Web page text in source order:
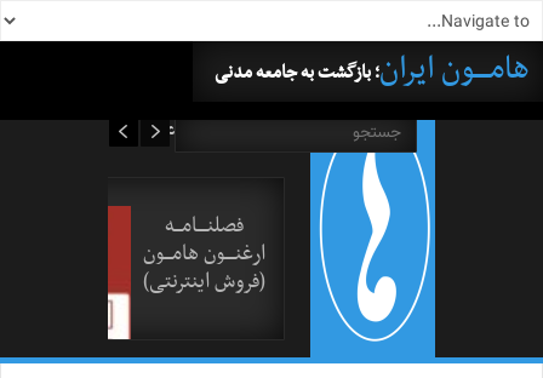
هامــــون ایران؛ بازگشت به جامعه مدنی
فصلنــــامـــه
ارغنــــون هامـــون
(فروش اینترنتی)